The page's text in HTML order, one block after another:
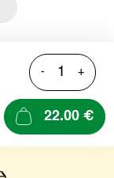
- +
22.00 €